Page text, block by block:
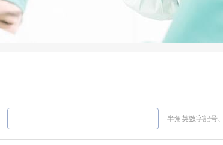
半角英数字記号